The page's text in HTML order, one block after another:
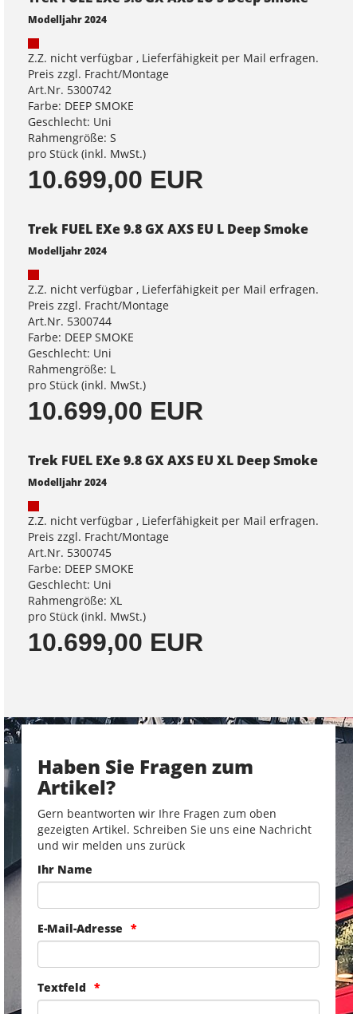
Modelljahr 2024
Z.Z. nicht verfügbar , Lieferfähigkeit per Mail erfragen.
Preis zzgl. Fracht/Montage
Art.Nr. 5300742
Farbe: DEEP SMOKE
Geschlecht: Uni
Rahmengröße: S
pro Stück (inkl. MwSt.)
10.699,00 EUR
Trek FUEL EXe 9.8 GX AXS EU L Deep Smoke
Modelljahr 2024
Z.Z. nicht verfügbar , Lieferfähigkeit per Mail erfragen.
Preis zzgl. Fracht/Montage
Art.Nr. 5300744
Farbe: DEEP SMOKE
Geschlecht: Uni
Rahmengröße: L
pro Stück (inkl. MwSt.)
10.699,00 EUR
Trek FUEL EXe 9.8 GX AXS EU XL Deep Smoke
Modelljahr 2024
Z.Z. nicht verfügbar , Lieferfähigkeit per Mail erfragen.
Preis zzgl. Fracht/Montage
Art.Nr. 5300745
Farbe: DEEP SMOKE
Geschlecht: Uni
Rahmengröße: XL
pro Stück (inkl. MwSt.)
10.699,00 EUR
Haben Sie Fragen zum
Artikel?
Gern beantworten wir Ihre Fragen zum oben
gezeigten Artikel. Schreiben Sie uns eine Nachricht
und wir melden uns zurück
Ihr Name
E-Mail-Adresse
Textfeld